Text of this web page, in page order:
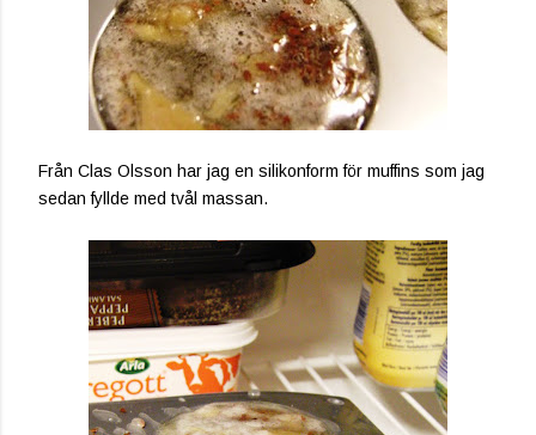
Från Clas Olsson har jag en silikonform för muffins som jag
sedan fyllde med tvål massan.